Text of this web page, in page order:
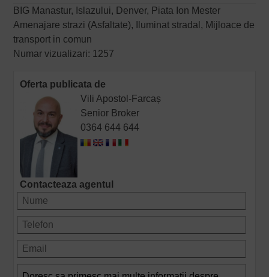
BIG Manastur, Islazului, Denver, Piata Ion Mester
Amenajare strazi (Asfaltate), Iluminat stradal, Mijloace de
transport in comun
Numar vizualizari: 1257
Oferta publicata de
Vili Apostol-Farcaș
Senior Broker
0364 644 644
Contacteaza agentul